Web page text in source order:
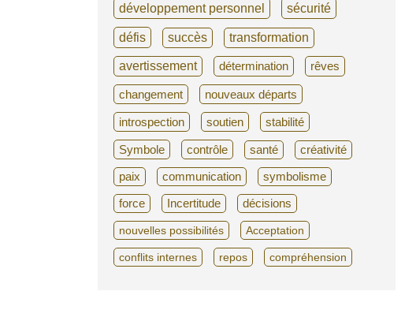
développement personnel sécurité
défis succès transformation
avertissement détermination rêves
changement nouveaux départs
introspection soutien stabilité
Symbole contrôle santé créativité
paix communication symbolisme
force Incertitude décisions
nouvelles possibilités Acceptation
conflits internes repos compréhension